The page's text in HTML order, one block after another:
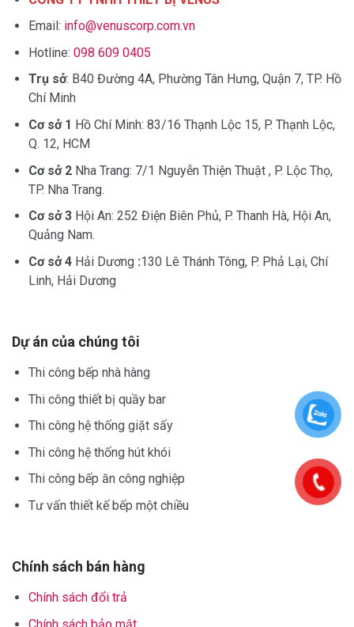
Email: info@venuscorp.com.vn
Hotline: 098 609 0405
Trụ sở: B40 Đường 4A, Phường Tân Hưng, Quận 7, TP. Hồ
Chí Minh
Cơ sở 1 Hồ Chí Minh: 83/16 Thạnh Lộc 15, P. Thạnh Lộc,
Q. 12, HCM
Cơ sở 2Nha Trang: 7/1 Nguyễn Thiện Thuật , P. Lộc Thọ,
TP. Nha Trang.
Cơ sở 3Hội An: 252 Điện Biên Phủ, P. Thanh Hà, Hội An,
Quảng Nam.
Cơ sở 4 Hải Dương :130 Lê Thánh Tông, P. Phả Lại, Chí
Linh, Hải Dương
Dự án của chúng tôi
Thi công bếp nhà hàng
Thi công thiết bị quầy bar
Thi công hệ thống giặt sấy
Thi công hệ thống hút khói
Thi công bếp ăn công nghiệp
Tư vấn thiết kế bếp một chiều
Chính sách bán hàng
Chính sách đổi trả